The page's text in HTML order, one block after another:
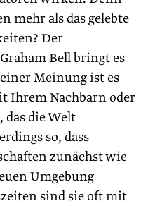
mehr als das gelebte
Der
Bell bringt es
Meinung ist es
Ihrem Nachbarn oder
die Welt
so, dass
zunächst wie
Umgebung
sind sie oft mit